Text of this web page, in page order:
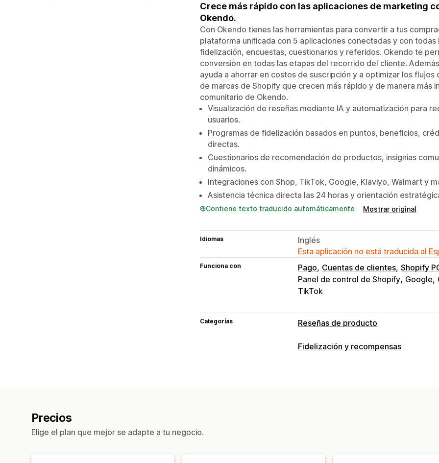
Crece más rápido con las aplicaciones de marketing
Okendo.
Con Okendo tienes las herramientas para convertir a tus
plataforma unificada con 5 aplicaciones conectadas y con
fidelización, encuestas, cuestionarios y referidos. Okendo te
conversión en todas las etapas del recorrido del cliente.
ayuda a ahorrar en costos de suscripción y a optimizar los
de marcas de Shopify que crecen más rápido y de manera más
comunitario de Okendo.
Visualización de reseñas mediante IA y automatización para
usuarios.
Programas de fidelización basados en puntos, beneficios,
directas.
Cuestionarios de recomendación de productos, insignias
dinámicos.
Integraciones con Shop, TikTok, Google, Klaviyo, Walmart y
Asistencia técnica directa las 24 horas y orientación
Contiene texto traducido automáticamente Mostrar original
Idiomas
Inglés
Esta aplicación no está traducida al
Funciona con Pago Cuentas de clientes Shopify
Panel de control de Shopify Google
TikTok
Categorías Reseñas de producto
Opciones de muestra
Solicitudes por correo electrónico
Fidelización y recompensas
Emblemas
Precios
Elige el plan que mejor se adapte a tu negocio.